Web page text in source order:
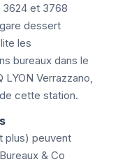
3624 et 3768
dessert
les
bureaux dans le
Verrazzano,
cette station.
plus) peuvent
& Co